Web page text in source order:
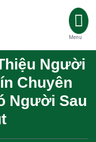
Menu
Người
Chuyên
Người Sau